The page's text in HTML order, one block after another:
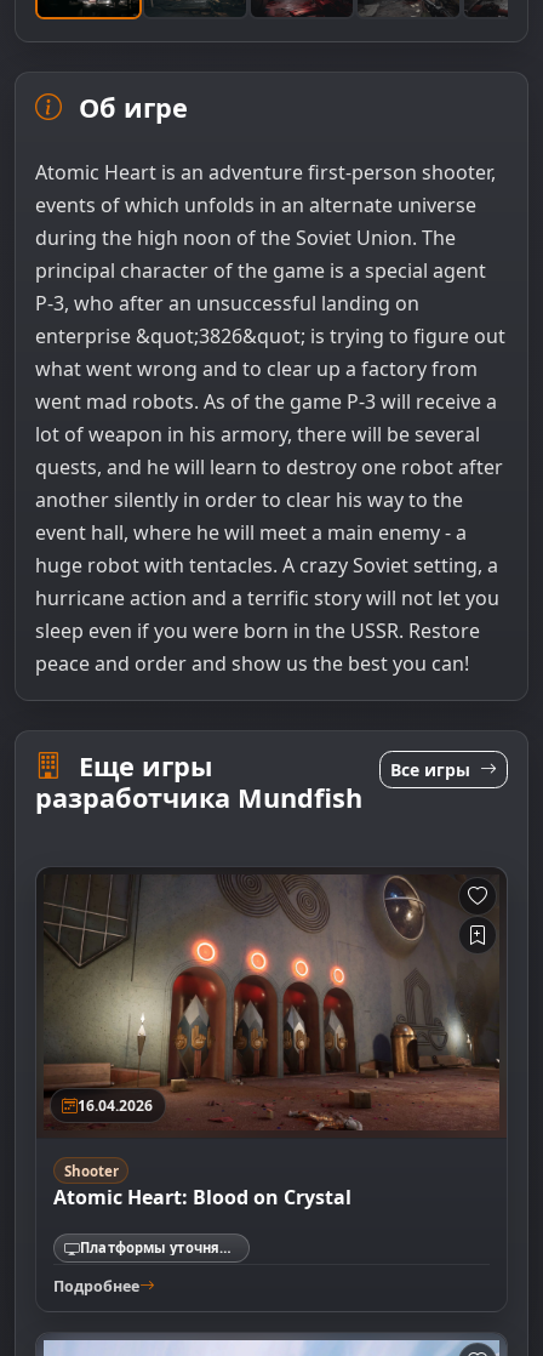
Об игре
Atomic Heart is an adventure first-person shooter,
events of which unfolds in an alternate universe
during the high noon of the Soviet Union. The
principal character of the game is a special agent
P-3, who after an unsuccessful landing on
enterprise &quot;3826&quot; is trying to figure out
what went wrong and to clear up a factory from
went mad robots. As of the game P-3 will receive a
lot of weapon in his armory, there will be several
quests, and he will learn to destroy one robot after
another silently in order to clear his way to the
event hall, where he will meet a main enemy - a
huge robot with tentacles. A crazy Soviet setting, a
hurricane action and a terrific story will not let you
sleep even if you were born in the USSR. Restore
peace and order and show us the best you can!
Еще игры
разработчика Mundfish
Все игры
16.04.2026
Shooter
Atomic Heart: Blood on Crystal
Платформы уточняются
Подробнее